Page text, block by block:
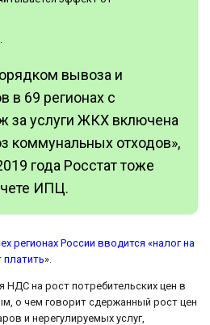
вывоза и
в 69 регионах с
за услуги ЖКХ включена
коммунальных отходов»,
года Росстат тоже
ИПЦ.
регионах России вводится «налог на
платить».
на рост потребительских цен в
о чем говорит сдержанный рост цен
и нерегулируемых услуг,